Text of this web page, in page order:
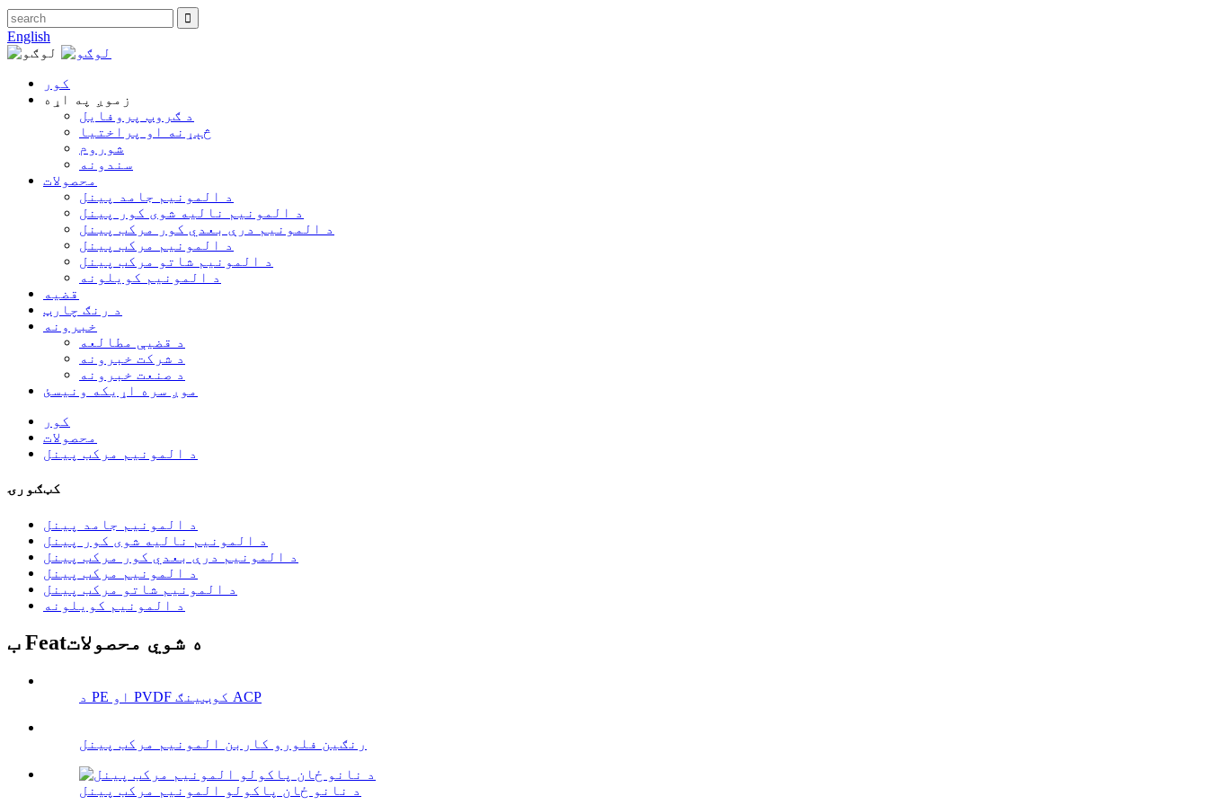
English
کور
زموږ په اړه
د ګروپ پروفایل
څېړنه او پراختیا
شوروم
سندونه
محصولات
د المونیم جامد پینل
د المونیم نالیه شوی کور پینل
د المونیم درې بعدي کور مرکب پینل
د المونیم مرکب پینل
د المونیم شاتو مرکب پینل
د المونیم کویلونه
قضیه
د رنګ چارټ
خبرونه
د قضیې مطالعه
د شرکت خبرونه
د صنعت خبرونه
موږ سره اړیکه ونیسئ
کور
محصولات
د المونیم مرکب پینل
کټګورۍ
د المونیم جامد پینل
د المونیم نالیه شوی کور پینل
د المونیم درې بعدي کور مرکب پینل
د المونیم مرکب پینل
د المونیم شاتو مرکب پینل
د المونیم کویلونه
ب Featه شوي محصولات
د PE او PVDF کوټینګ ACP
رنګین فلورو کاربن المونیم مرکب پینل
د نانو ځان پاکولو المونیم مرکب پینل